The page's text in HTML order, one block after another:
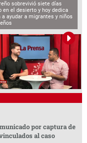
sobrevivió siete días
en el desierto y hoy dedica
a ayudar a migrantes y niños
por captura de
al caso